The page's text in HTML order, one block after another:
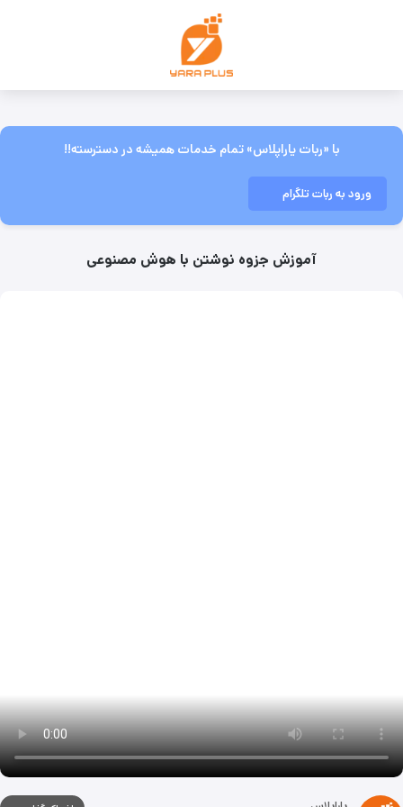
با «ربات یاراپلاس» تمام خدمات همیشه در دسترسته!!
ورود به ربات تلگرام
آموزش جزوه نوشتن با هوش مصنوعی